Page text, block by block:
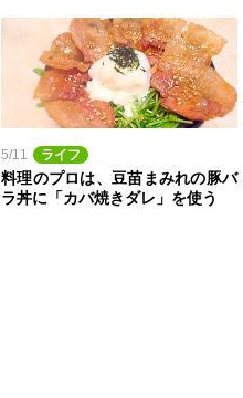
5/11 ライフ
料理のプロは、豆苗まみれの豚バ
ラ丼に「カバ焼きダレ」を使う